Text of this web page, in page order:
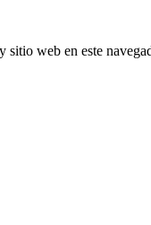
web en este